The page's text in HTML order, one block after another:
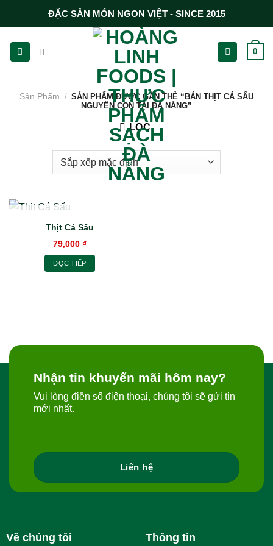
dung
ĐẶC SẢN MÓN NGON VIỆT - SINCE 2015
0
Sản Phẩm / SẢN PHẨM ĐƯỢC GẮN THẺ “BÁN THỊT CÁ SẤU
NGUYÊN CON TẠI ĐÀ NẴNG”
LỌC
HẾT HÀNG
Thịt Cá Sấu
79,000 ₫
ĐỌC TIẾP
Nhận tin khuyến mãi hôm nay?
Vui lòng điền số điện thoại, chúng tôi sẽ gửi tin
mới nhất.
Liên hệ
Về chúng tôi Thông tin